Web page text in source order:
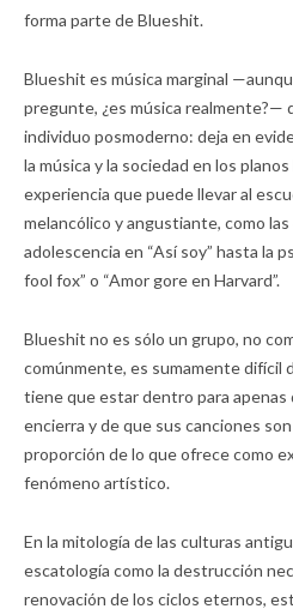
forma parte de Blueshit.
Blueshit es música marginal
pregunte, ¿es música realmente?—
individuo posmoderno: deja en
la música y la sociedad en los
experiencia que puede llevar al
melancólico y angustiante, como
adolescencia en “Así soy” hasta la
fool fox” o “Amor gore en Harvard”.
Blueshit no es sólo un grupo, no
comúnmente, es sumamente difícil
tiene que estar dentro para
encierra y de que sus canciones
proporción de lo que ofrece como
fenómeno artístico.
En la mitología de las culturas
escatología como la destrucción
renovación de los ciclos eternos,